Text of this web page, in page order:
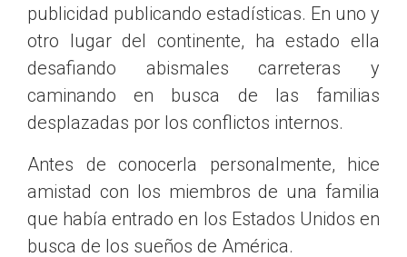
publicidad publicando estadísticas. En uno y
otro lugar del continente, ha estado ella
desafiando abismales carreteras y
caminando en busca de las familias
desplazadas por los conflictos internos.
Antes de conocerla personalmente, hice
amistad con los miembros de una familia
que había entrado en los Estados Unidos en
busca de los sueños de América.